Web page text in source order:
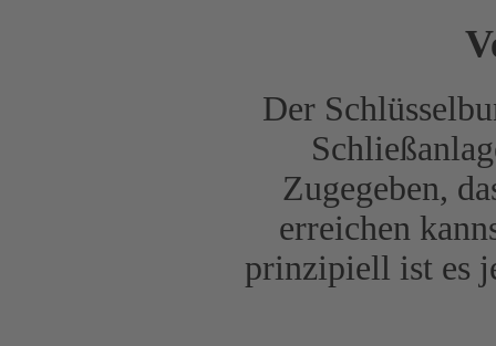
Der
Zugegeben,
erreichen
prinzipiell ist es